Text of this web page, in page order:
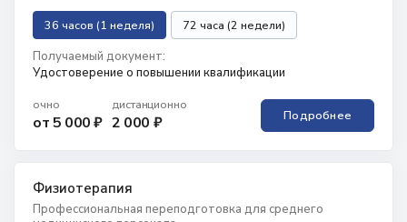
36 часов (1 неделя) 72 часа (2 недели)
Получаемый документ:
Удостоверение о повышении квалификации
очно
от 5 000 ₽
дистанционно
2 000 ₽ Подробнее
Физиотерапия
Профессиональная переподготовка для среднего